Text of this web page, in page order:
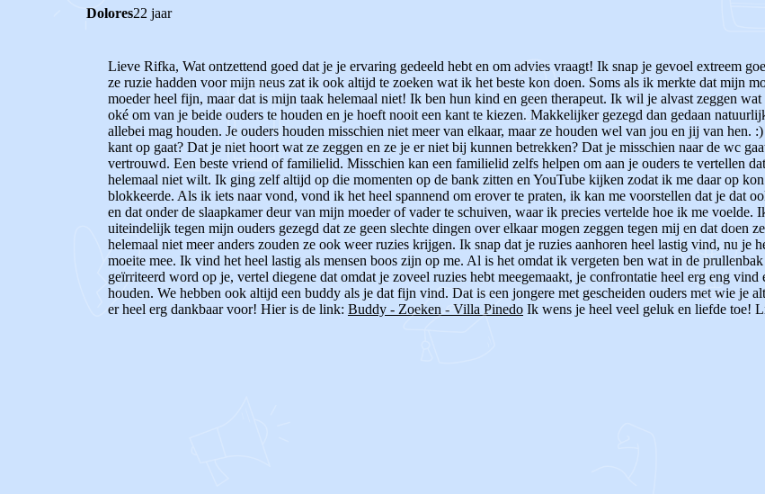
Dolores22 jaar
Lieve Rifka, Wat ontzettend goed dat je je ervaring gedeeld hebt en om advies vraagt! Ik snap je gevoel extreem
ze ruzie hadden voor mijn neus zat ik ook altijd te zoeken wat ik het beste kon doen. Soms als ik merkte dat mijn
moeder heel fijn, maar dat is mijn taak helemaal niet! Ik ben hun kind en geen therapeut. Ik wil je alvast zeggen
oké om van je beide ouders te houden en je hoeft nooit een kant te kiezen. Makkelijker gezegd dan gedaan
allebei mag houden. Je ouders houden misschien niet meer van elkaar, maar ze houden wel van jou en jij van hen.
kant op gaat? Dat je niet hoort wat ze zeggen en ze je er niet bij kunnen betrekken? Dat je misschien naar de wc
vertrouwd. Een beste vriend of familielid. Misschien kan een familielid zelfs helpen om aan je ouders te vertellen
helemaal niet wilt. Ik ging zelf altijd op die momenten op de bank zitten en YouTube kijken zodat ik me daar op
blokkeerde. Als ik iets naar vond, vond ik het heel spannend om erover te praten, ik kan me voorstellen dat je dat
en dat onder de slaapkamer deur van mijn moeder of vader te schuiven, waar ik precies vertelde hoe ik me
uiteindelijk tegen mijn ouders gezegd dat ze geen slechte dingen over elkaar mogen zeggen tegen mij en dat doen
helemaal niet meer anders zouden ze ook weer ruzies krijgen. Ik snap dat je ruzies aanhoren heel lastig vind, nu je
moeite mee. Ik vind het heel lastig als mensen boos zijn op me. Al is het omdat ik vergeten ben wat in de
geïrriteerd word op je, vertel diegene dat omdat je zoveel ruzies hebt meegemaakt, je confrontatie heel erg eng
houden. We hebben ook altijd een buddy als je dat fijn vind. Dat is een jongere met gescheiden ouders met wie je
er heel erg dankbaar voor! Hier is de link: Buddy - Zoeken - Villa Pinedo Ik wens je heel veel geluk en liefde toe!